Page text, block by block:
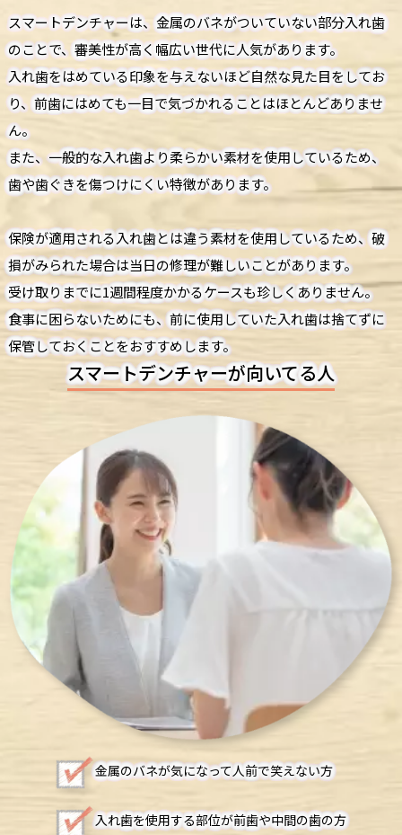
スマートデンチャーは、金属のバネがついていない部分入れ歯
のことで、審美性が高く幅広い世代に人気があります。
入れ歯をはめている印象を与えないほど自然な見た目をしてお
り、前歯にはめても一目で気づかれることはほとんどありませ
ん。
また、一般的な入れ歯より柔らかい素材を使用しているため、
歯や歯ぐきを傷つけにくい特徴があります。
保険が適用される入れ歯とは違う素材を使用しているため、破
損がみられた場合は当日の修理が難しいことがあります。
受け取りまでに1週間程度かかるケースも珍しくありません。
食事に困らないためにも、前に使用していた入れ歯は捨てずに
保管しておくことをおすすめします。
スマートデンチャーが向いてる人
金属のバネが気になって人前で笑えない方
入れ歯を使用する部位が前歯や中間の歯の方